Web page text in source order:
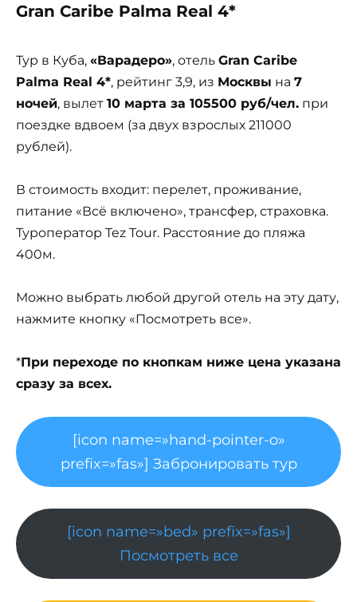
Gran Caribe Palma Real 4*
Тур в Куба, «Варадеро», отель Gran Caribe
Palma Real 4*, рейтинг 3,9, из Москвы на 7
ночей, вылет 10 марта за 105500 руб/чел. при
поездке вдвоем (за двух взрослых 211000
рублей).
В стоимость входит: перелет, проживание,
питание «Всё включено», трансфер, страховка.
Туроператор Tez Tour. Расстояние до пляжа
400м.
Можно выбрать любой другой отель на эту дату,
нажмите кнопку «Посмотреть все».
*При переходе по кнопкам ниже цена указана
сразу за всех.
[icon name=»hand-pointer-o»
prefix=»fas»] Забронировать тур
[icon name=»bed» prefix=»fas»]
Посмотреть все